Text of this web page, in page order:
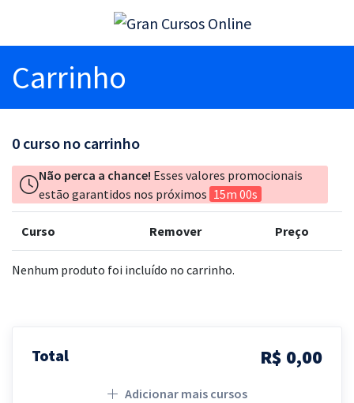
Carrinho
0 curso no carrinho
Não perca a chance! Esses valores promocionais
estão garantidos nos próximos 15m 00s
Curso Remover Preço
Nenhum produto foi incluído no carrinho.
Total R$ 0,00
Adicionar mais cursos